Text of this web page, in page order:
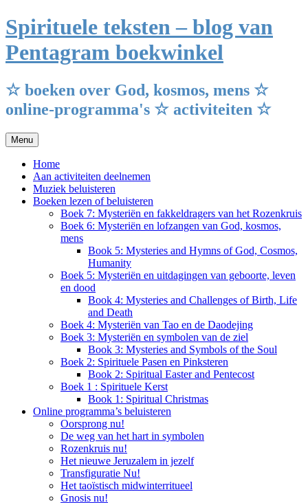
Ga
naar
de
inhoud
Spirituele teksten – blog van
Pentagram boekwinkel
☆ boeken over God, kosmos, mens ☆
online-programma's ☆ activiteiten ☆
Menu
Home
Aan activiteiten deelnemen
Muziek beluisteren
Boeken lezen of beluisteren
Boek 7: Mysteriën en fakkeldragers van het Rozenkruis
Boek 6: Mysteriën en lofzangen van God, kosmos,
mens
Book 5: Mysteries and Hymns of God, Cosmos,
Humanity
Boek 5: Mysteriën en uitdagingen van geboorte, leven
en dood
Book 4: Mysteries and Challenges of Birth, Life
and Death
Boek 4: Mysteriën van Tao en de Daodejing
Boek 3: Mysteriën en symbolen van de ziel
Book 3: Mysteries and Symbols of the Soul
Boek 2: Spirituele Pasen en Pinksteren
Book 2: Spiritual Easter and Pentecost
Boek 1 : Spirituele Kerst
Book 1: Spiritual Christmas
Online programma’s beluisteren
Oorsprong nu!
De weg van het hart in symbolen
Rozenkruis nu!
Het nieuwe Jeruzalem in jezelf
Transfiguratie Nu!
Het taoïstisch midwinterritueel
Gnosis nu!